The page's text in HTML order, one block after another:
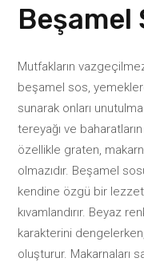
Beşamel
Mutfakların
beşamel sos,
sunarak onları
tereyağı ve
özellikle graten,
olmazıdır. Beşamel
kendine özgü bir lezzet
kıvamlandırır. Beyaz
karakterini
oluşturur. Makarnaları